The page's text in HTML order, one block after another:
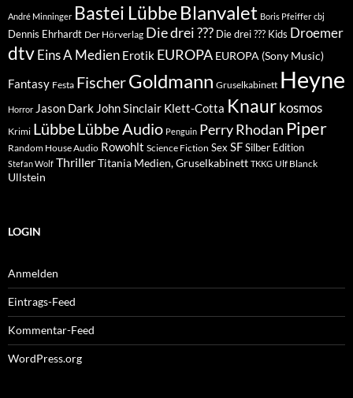
André Minninger Bastei Lübbe Blanvalet Boris Pfeiffer cbj
Dennis Ehrhardt Der Hörverlag Die drei ??? Die drei ??? Kids Droemer
dtvEins A Medien Erotik EUROPA EUROPA (Sony Music)
Fantasy Festa FischerGoldmann Gruselkabinett Heyne
Horror Jason Dark John Sinclair Klett-Cotta Knaur kosmos
Krimi LübbeLübbe Audio Penguin Perry Rhodan Piper
Random House Audio Rowohlt Science Fiction Sex SFSilber Edition
Stefan Wolf ThrillerTitania Medien, Gruselkabinett TKKG Ulf Blanck
Ullstein
LOGIN
Anmelden
Eintrags-Feed
Kommentar-Feed
WordPress.org